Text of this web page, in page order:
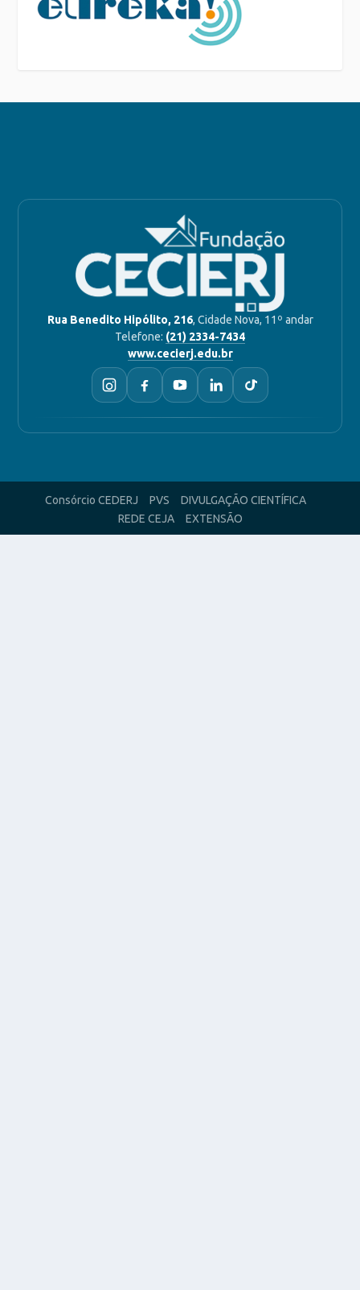
Rua Benedito Hipólito, 216, Cidade Nova, 11º andar
Telefone: (21) 2334-7434
www.cecierj.edu.br
Consórcio CEDERJ PVS
DIVULGAÇÃO CIENTÍFICA
REDE CEJA
EXTENSÃO